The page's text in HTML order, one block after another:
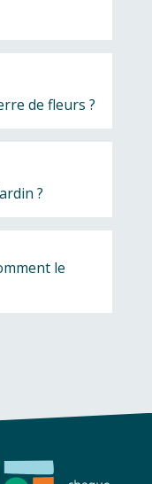
de fleurs ?
?
le